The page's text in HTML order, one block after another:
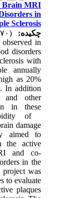
Brain MRI
in
Sclerosis?
چکیده:
observed in
disorders
with
annually
as 20%
In addition
and other
in these
of
damage
aimed to
the active
and co-
in the
project was
to evaluate
plaques